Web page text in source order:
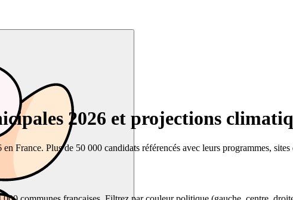
2026 et projections
France. Plus de 50 000 candidats référencés avec leurs programmes,